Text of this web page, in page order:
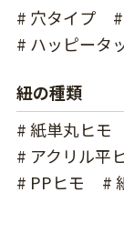
# 穴タイプ
# ハッピータ
紐の種類
# 紙単丸ヒモ
# アクリル平
# PPヒモ
#